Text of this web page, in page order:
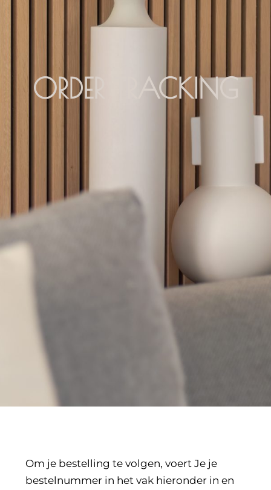
ORDER TRACKING
Om je bestelling te volgen, voert Je je
bestelnummer in het vak hieronder in en